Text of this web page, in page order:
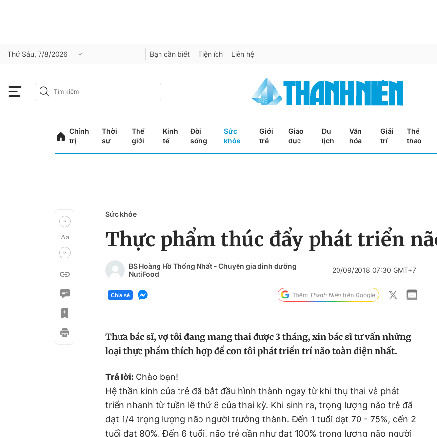
Thứ Sáu, 7/8/2026 Bạn cần biết Tiện ích Liên hệ
Chính
trị
Thời
sự
Thế
giới
Kinh
tế
Đời
sống
Sức
khỏe
Giới
trẻ
Giáo
dục
Du
lịch
Văn
hóa
Giải
trí
Thể
thao
Sức khỏe
Thực phẩm thúc đẩy phát triển
BS Hoàng Hồ Thống Nhất - Chuyên gia dinh dưỡng
NutiFood
20/09/2018 07:30 GMT+7
Chia sẻ
Thưa bác sĩ, vợ tôi đang mang thai được 3 tháng, xin bác sĩ tư vấn những
loại thực phẩm thích hợp để con tôi phát triển trí não toàn diện nhất.
Trả lời: Chào bạn!
Hệ thần kinh của trẻ đã bắt đầu hình thành ngay từ khi thụ thai và phát
triển nhanh từ tuần lễ thứ 8 của thai kỳ. Khi sinh ra, trọng lượng não trẻ đã
đạt 1/4 trọng lượng não người trưởng thành. Đến 1 tuổi đạt 70 - 75%, đến 2
tuổi đạt 80%. Đến 6 tuổi, não trẻ gần như đạt 100% trọng lượng não người